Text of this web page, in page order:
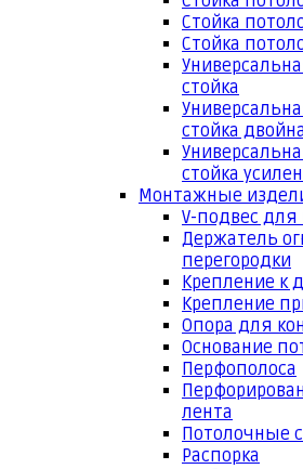
Стойка
Стойка
стойка
стойка
стойка
Монтажные
V-подвес
Держатель
перегородки
Крепление к
Крепление
Опора для
Основание
Перфополоса
лента
Потолочные
Распорка